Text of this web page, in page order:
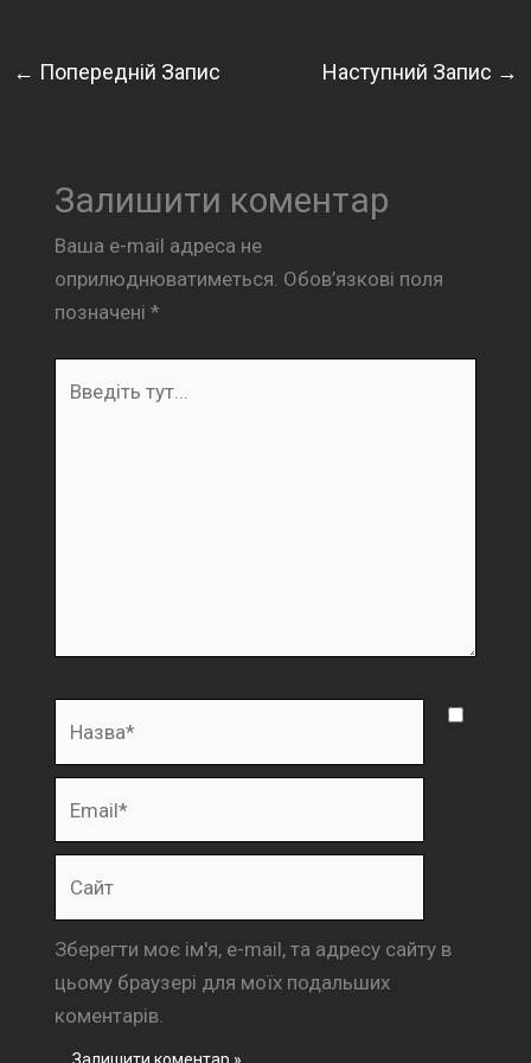
← Попередній Запис Наступний Запис →
Залишити коментар
Ваша e-mail адреса не
оприлюднюватиметься. Обов’язкові поля
позначені *
Зберегти моє ім'я, e-mail, та адресу сайту в
цьому браузері для моїх подальших
коментарів.